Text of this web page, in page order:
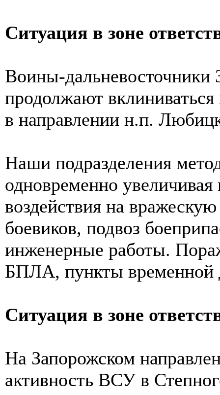
Ситуация в зоне
Воины-дальневосточники
продолжают
в направлении н.п.
Наши подразделения
одновременно увеличивая
воздействия на
боевиков, подвоз
инженерные работы.
БПЛА, пункты временной
Ситуация в зоне
На Запорожском
активность ВСУ в